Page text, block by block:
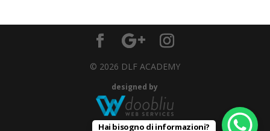
© 2026 DLF ACADEMY
designed by
Hai bisogno di informazioni?